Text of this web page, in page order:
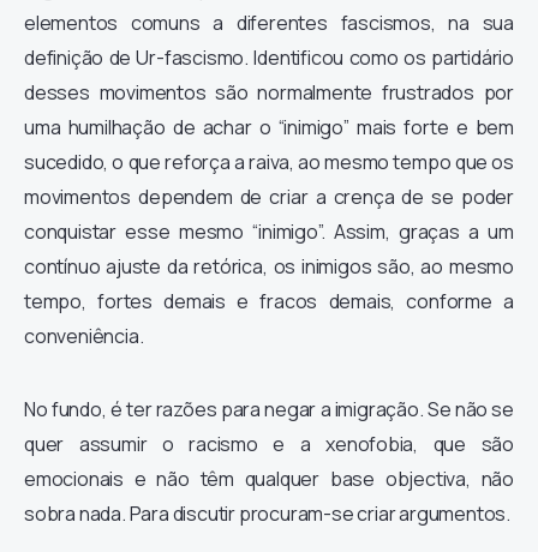
elementos comuns a diferentes fascismos, na sua
definição de Ur-fascismo. Identificou como os partidário
desses movimentos são normalmente frustrados por
uma humilhação de achar o “inimigo” mais forte e bem
sucedido, o que reforça a raiva, ao mesmo tempo que os
movimentos dependem de criar a crença de se poder
conquistar esse mesmo “inimigo”. Assim, graças a um
contínuo ajuste da retórica, os inimigos são, ao mesmo
tempo, fortes demais e fracos demais, conforme a
conveniência.
No fundo, é ter razões para negar a imigração. Se não se
quer assumir o racismo e a xenofobia, que são
emocionais e não têm qualquer base objectiva, não
sobra nada. Para discutir procuram-se criar argumentos.